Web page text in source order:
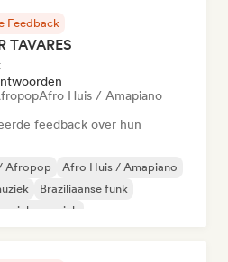
Feedback
TAVARES
Afro Huis / Amapiano
feedback over hun
Afropop
Afro Huis / Amapiano
Braziliaanse funk
muziek